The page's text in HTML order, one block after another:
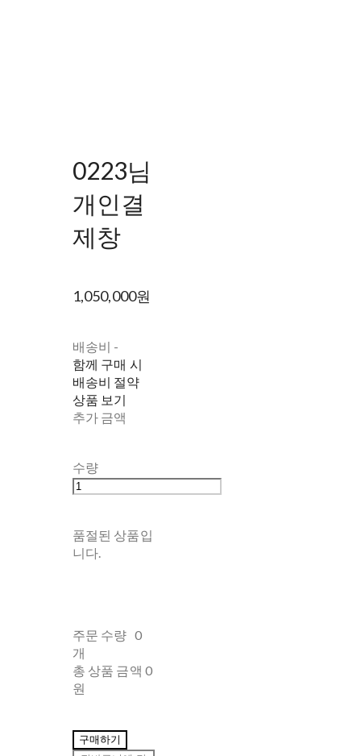
0223님
개인결
제창
1,050,000원
배송비 -
함께 구매 시
배송비 절약
상품 보기
추가 금액
수량
품절된 상품입
니다.
주문 수량 0
개
총 상품 금액 0
원
구매하기